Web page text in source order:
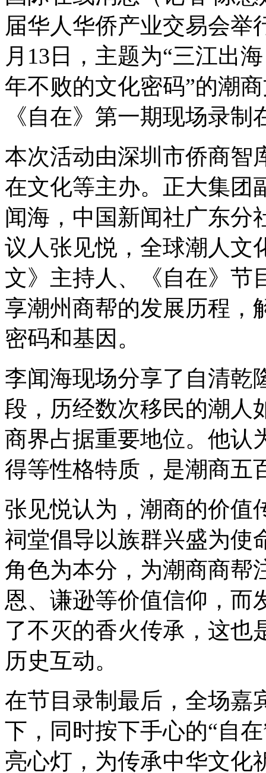
届华人华侨产业交易会举
月13日，主题为“三江出
年不败的文化密码”的潮
《自在》第一期现场录制
本次活动由深圳市侨商智
在文化等主办。正大集团
闻海，中国新闻社广东分
议人张见悦，全球潮人文
文》主持人、《自在》节
享潮州商帮的发展历程，
密码和基因。
李闻海现场分享了自清乾
段，历经数次移民的潮人
商界占据重要地位。他认
得等性格特质，是潮商五
张见悦认为，潮商的价值
祠堂倡导以族群兴盛为使
角色为本分，为潮商商帮
恩、谦逊等价值信仰，而
了不灭的香火传承，这也
历史互动。
在节目录制最后，全场嘉
下，同时按下手心的“自
亮心灯，为传承中华文化